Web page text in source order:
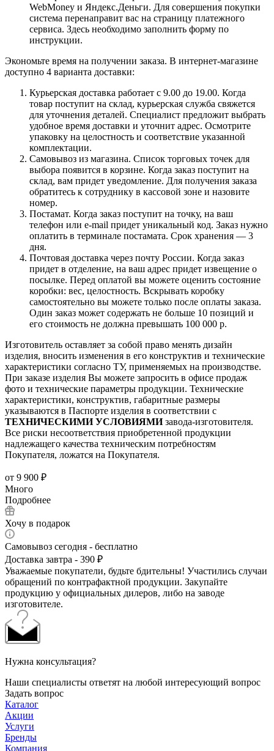
WebMoney и Яндекс.Деньги. Для совершения покупки
система перенаправит вас на страницу платежного
сервиса. Здесь необходимо заполнить форму по
инструкции.
Экономьте время на получении заказа. В интернет-магазине
доступно 4 варианта доставки:
Курьерская доставка работает с 9.00 до 19.00. Когда
товар поступит на склад, курьерская служба свяжется
для уточнения деталей. Специалист предложит выбрать
удобное время доставки и уточнит адрес. Осмотрите
упаковку на целостность и соответствие указанной
комплектации.
Самовывоз из магазина. Список торговых точек для
выбора появится в корзине. Когда заказ поступит на
склад, вам придет уведомление. Для получения заказа
обратитесь к сотруднику в кассовой зоне и назовите
номер.
Постамат. Когда заказ поступит на точку, на ваш
телефон или e-mail придет уникальный код. Заказ нужно
оплатить в терминале постамата. Срок хранения — 3
дня.
Почтовая доставка через почту России. Когда заказ
придет в отделение, на ваш адрес придет извещение о
посылке. Перед оплатой вы можете оценить состояние
коробки: вес, целостность. Вскрывать коробку
самостоятельно вы можете только после оплаты заказа.
Один заказ может содержать не больше 10 позиций и
его стоимость не должна превышать 100 000 р.
Изготовитель оставляет за собой право менять дизайн
изделия, вносить изменения в его конструктив и технические
характеристики согласно ТУ, применяемых на производстве.
При заказе изделия Вы можете запросить в офисе продаж
фото и технические параметры продукции. Технические
характеристики, конструктив, габаритные размеры
указываются в Паспорте изделия в соответствии с
ТЕХНИЧЕСКИМИ УСЛОВИЯМИзавода-изготовителя.
Все риски несоответствия приобретенной продукции
надлежащего качества техническим потребностям
Покупателя, ложатся на Покупателя.
от 9 900 ₽
Много
Подробнее
Хочу в подарок
Самовывоз сегодня - бесплатно
Доставка завтра - 390 ₽
Уважаемые покупатели, будьте бдительны! Участились случаи
обращений по контрафактной продукции. Закупайте
продукцию у официальных дилеров, либо на заводе
изготовителе.
Нужна консультация?
Наши специалисты ответят на любой интересующий вопрос
Задать вопрос
Каталог
Акции
Услуги
Бренды
Компания